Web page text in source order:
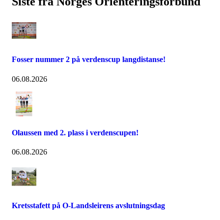
Fosser nummer 2 på verdenscup langdistanse!
06.08.2026
Olaussen med 2. plass i verdenscupen!
06.08.2026
Kretsstafett på O-Landsleirens avslutningsdag